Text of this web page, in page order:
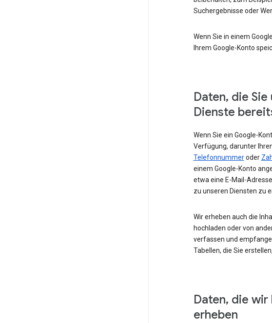
Suchergebnisse oder
Wenn Sie in einem
Ihrem Google-Konto
Daten, die
Dienste
Wenn Sie ein Google-
Verfügung, darunter
Telefonnummeroder
einem Google-Konto
etwa eine E-Mail-
zu unseren Diensten zu
Wir erheben auch die
hochladen oder von
verfassen und
Tabellen, die Sie
Daten, die
erheben